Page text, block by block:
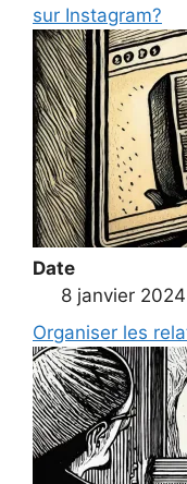
sur Instagram?
Date
8 janvier 2024
Organiser les